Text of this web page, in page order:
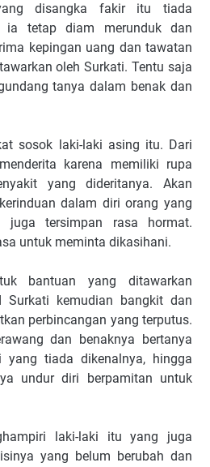
yang disangka fakir itu tiada
ia tetap diam merunduk dan
kepingan uang dan tawatan
oleh Surkati. Tentu saja
tanya dalam benak dan
sosok laki-laki asing itu. Dari
karena memiliki rupa
yang dideritanya. Akan
dalam diri orang yang
juga tersimpan rasa hormat.
untuk meminta dikasihani.
bantuan yang ditawarkan
Surkati kemudian bangkit dan
perbincangan yang terputus.
dan benaknya bertanya
yang tiada dikenalnya, hingga
undur diri berpamitan untuk
laki-laki itu yang juga
yang belum berubah dan